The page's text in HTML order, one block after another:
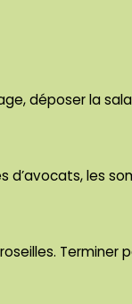
déposer la
d’avocats, les
Terminer